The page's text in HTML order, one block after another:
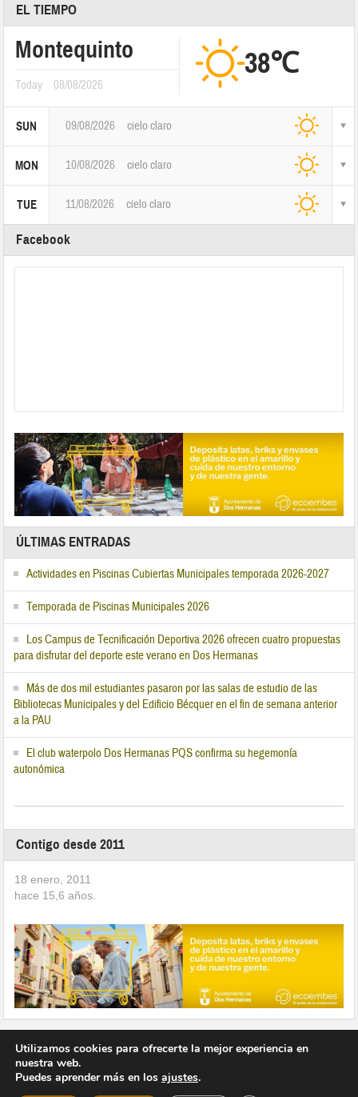
EL TIEMPO
Montequinto
Today 08/08/2026
38℃
SUN 09/08/2026 cielo claro
MON 10/08/2026 cielo claro
TUE 11/08/2026 cielo claro
Facebook
ÚLTIMAS ENTRADAS
Actividades en Piscinas Cubiertas Municipales temporada 2026-2027
Temporada de Piscinas Municipales 2026
Los Campus de Tecnificación Deportiva 2026 ofrecen cuatro propuestas
para disfrutar del deporte este verano en Dos Hermanas
Más de dos mil estudiantes pasaron por las salas de estudio de las
Bibliotecas Municipales y del Edificio Bécquer en el fin de semana anterior
a la PAU
El club waterpolo Dos Hermanas PQS confirma su hegemonía
autonómica
Contigo desde 2011
18 enero, 2011
hace 15,6 años.
Utilizamos cookies para ofrecerte la mejor experiencia en
nuestra web.
Puedes aprender más en los ajustes.